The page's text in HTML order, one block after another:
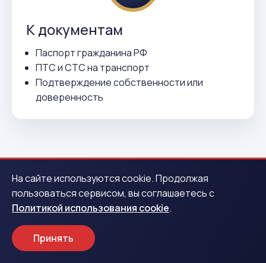
К документам
Паспорт гражданина РФ
ПТС и СТС на транспорт
Подтверждение собственности или
доверенность
ВСЕГО 3 ДЕЙСТВИЯ
Как получить деньги в Нижней
На сайте используются cookie. Продолжая
пользоваться сервисом, вы соглашаетесь с
Политикой использования cookie.
Принять